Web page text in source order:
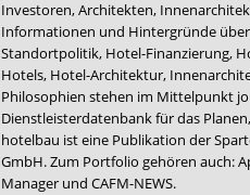
Investoren, Architekten,
Informationen und Hintergründe
Standortpolitik, Hotel-Finanzierung,
Hotels, Hotel-Architektur,
Philosophien stehen im Mittelpunkt
Dienstleisterdatenbank für das
hotelbau ist eine Publikation der
GmbH. Zum Portfolio gehören auch:
Manager und CAFM-NEWS.